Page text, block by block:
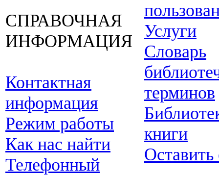
СПРАВОЧНАЯ
ИНФОРМАЦИЯ
Контактная
информация
Режим работы
Как нас найти
Телефонный
Услуги
Словарь
терминов
книги
Оставить